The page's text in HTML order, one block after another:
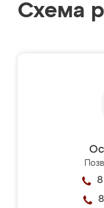
Схема